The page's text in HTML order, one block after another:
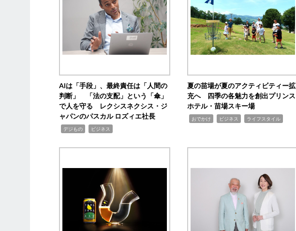
AIは「手段」、最終責任は「人間の
判断」 「法の支配」という「傘」
で人を守る レクシスネクシス・ジ
ャパンのパスカル ロズィエ社長
デジもの ビジネス
夏の苗場が夏のアクティビティー拡
充へ 四季の各魅力を創出プリンス
ホテル・苗場スキー場
おでかけ ビジネス ライフスタイル